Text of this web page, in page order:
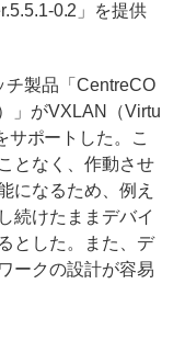
0.2」を提供
製品「CentreCO
」がVXLAN（Virtu
ポートした。こ
となく、作動させ
になるため、例え
続けたままデバイ
とした。また、デ
ークの設計が容易